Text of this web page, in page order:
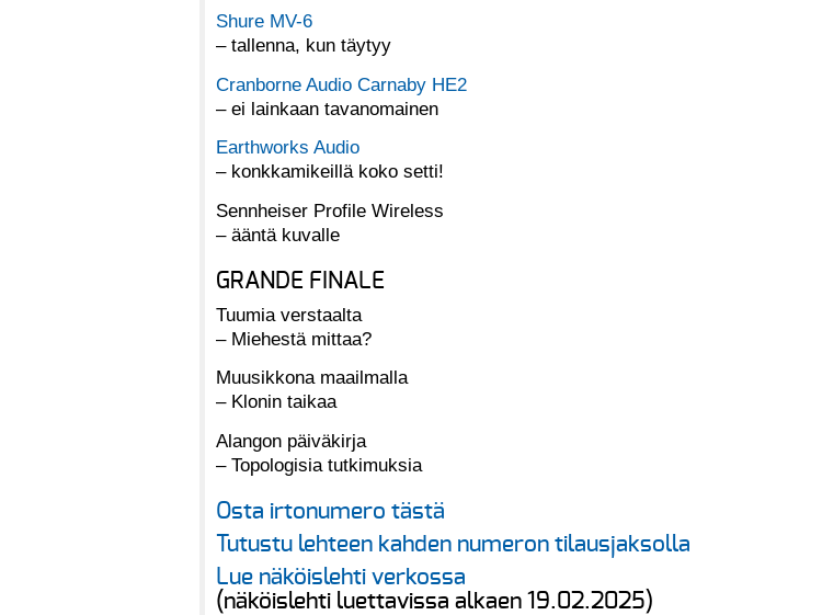
Shure MV-6
– tallenna, kun täytyy
Cranborne Audio Carnaby HE2
– ei lainkaan tavanomainen
Earthworks Audio
– konkkamikeillä koko setti!
Sennheiser Profile Wireless
– ääntä kuvalle
GRANDE FINALE
Tuumia verstaalta
– Miehestä mittaa?
Muusikkona maailmalla
– Klonin taikaa
Alangon päiväkirja
– Topologisia tutkimuksia
Osta irtonumero tästä
Tutustu lehteen kahden numeron tilausjaksolla
Lue näköislehti verkossa
(näköislehti luettavissa alkaen 19.02.2025)